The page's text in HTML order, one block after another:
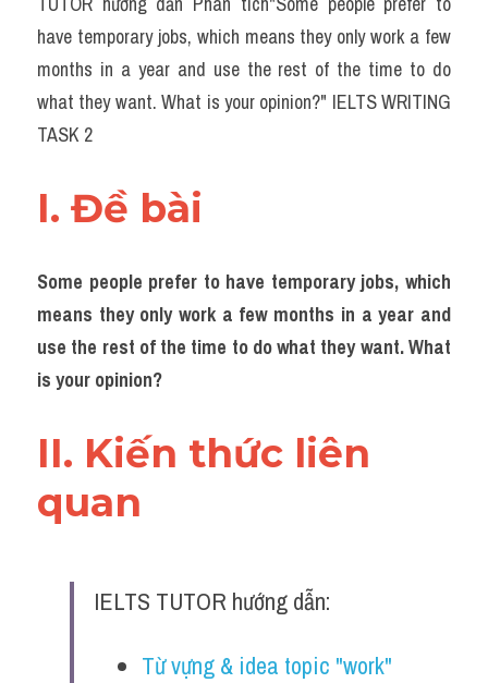
Task 2
Từ vựng theo topic
Từ vựng theo Topic
Map
Environment
Đề thi thật Task 1
Task 1
Đề thi IELTS thật
IELTS Advice
Đề thi thật Task 2
have temporary jobs, which means they only work a few
months in a year and use the rest of the time to do
what they want. What is your opinion?" IELTS WRITING
TASK 2
I. Đề bài
Some people prefer to have temporary jobs, which
means they only work a few months in a year and
use the rest of the time to do what they want. What
is your opinion?
II. Kiến thức liên
quan
IELTS TUTOR hướng dẫn:
Từ vựng & idea topic "work"